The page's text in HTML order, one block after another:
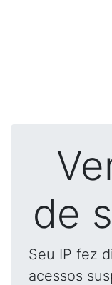
de
Seu IP fez
acessos